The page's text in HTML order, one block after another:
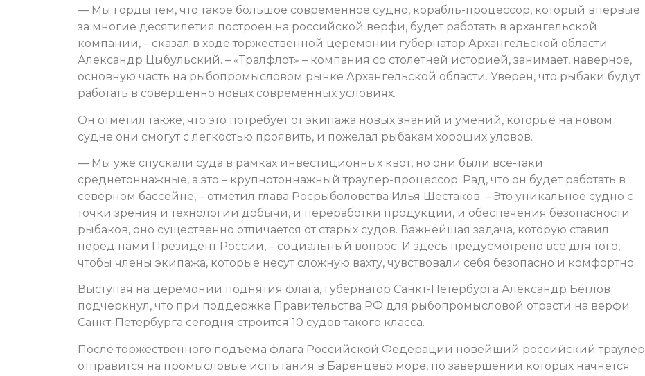
— Мы горды тем, что такое большое современное судно, корабль-процессор, который впервые
за многие десятилетия построен на российской верфи, будет работать в архангельской
компании, – сказал в ходе торжественной церемонии губернатор Архангельской области
Александр Цыбульский. – «Тралфлот» – компания со столетней историей, занимает, наверное,
основную часть на рыбопромысловом рынке Архангельской области. Уверен, что рыбаки будут
работать в совершенно новых современных условиях.
Он отметил также, что это потребует от экипажа новых знаний и умений, которые на новом
судне они смогут с легкостью проявить, и пожелал рыбакам хороших уловов.
— Мы уже спускали суда в рамках инвестиционных квот, но они были всё-таки
среднетоннажные, а это – крупнотоннажный траулер-процессор. Рад, что он будет работать в
северном бассейне, – отметил глава Росрыболовства Илья Шестаков. – Это уникальное судно с
точки зрения и технологии добычи, и переработки продукции, и обеспечения безопасности
рыбаков, оно существенно отличается от старых судов. Важнейшая задача, которую ставил
перед нами Президент России, – социальный вопрос. И здесь предусмотрено всё для того,
чтобы члены экипажа, которые несут сложную вахту, чувствовали себя безопасно и комфортно.
Выступая на церемонии поднятия флага, губернатор Санкт-Петербурга Александр Беглов
подчеркнул, что при поддержке Правительства РФ для рыбопромысловой отрасти на верфи
Санкт-Петербурга сегодня строится 10 судов такого класса.
После торжественного подъема флага Российской Федерации новейший российский траулер
отправится на промысловые испытания в Баренцево море, по завершении которых начнется